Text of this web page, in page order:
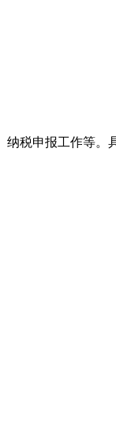
纳税申报工作等。